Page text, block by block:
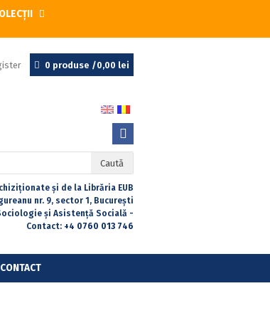
0 produse /0,00 lei
Caută
și de la Librăria EUB
nr. 9, sector 1, București
și Asistență Socială -
Contact: +4 0760 013 746
CONTACT